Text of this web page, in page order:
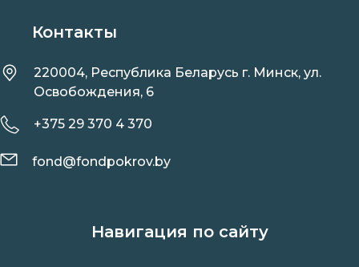
Контакты
220004, Республика Беларусь г. Минск, ул.
Освобождения, 6
+375 29 370 4 370
fond@fondpokrov.by
Навигация по сайту